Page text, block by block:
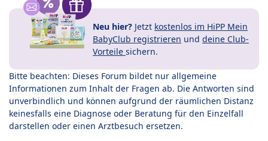
Neu hier? Jetzt kostenlos im HiPP Mein
BabyClub registrieren und deine Club-
Vorteile sichern.
Bitte beachten: Dieses Forum bildet nur allgemeine
Informationen zum Inhalt der Fragen ab. Die Antworten sind
unverbindlich und können aufgrund der räumlichen Distanz
keinesfalls eine Diagnose oder Beratung für den Einzelfall
darstellen oder einen Arztbesuch ersetzen.